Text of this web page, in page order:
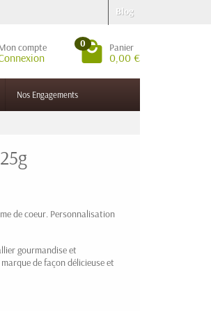
Blog
compte 0 Panier
0,00 €
Nos Engagements
de coeur. Personnalisation
gourmandise et
de façon délicieuse et